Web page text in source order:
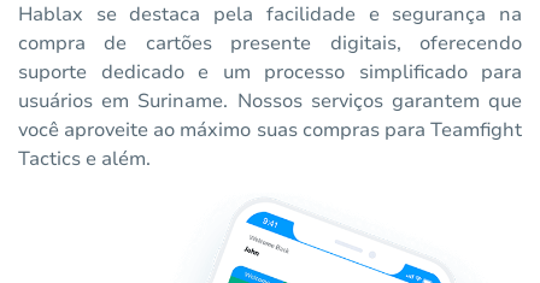
Hablax se destaca pela facilidade e segurança na
compra de cartões presente digitais, oferecendo
suporte dedicado e um processo simplificado para
usuários em Suriname. Nossos serviços garantem que
você aproveite ao máximo suas compras para Teamfight
Tactics e além.